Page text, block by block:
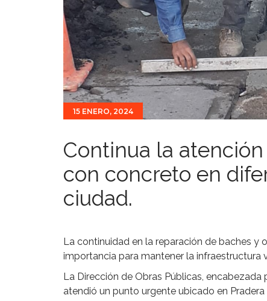
15 ENERO, 2024
Continua la
con concreto en
ciudad.
La continuidad en la reparación de baches y
importancia para mantener la infraestructura
La Dirección de Obras Públicas,
atendió un punto urgente ubicado en